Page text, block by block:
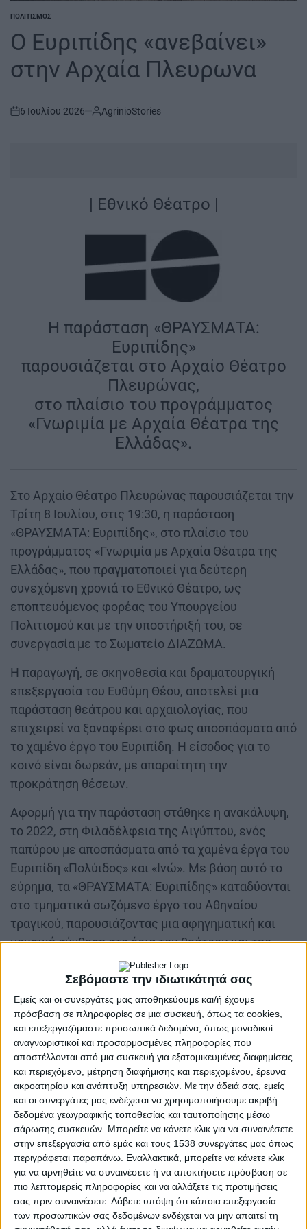
Σεβόμαστε την ιδιωτικότητά σας
Εμείς και οι συνεργάτες μας αποθηκεύουμε και/ή έχουμε
πρόσβαση σε πληροφορίες σε μια συσκευή, όπως τα cookies,
και επεξεργαζόμαστε προσωπικά δεδομένα, όπως μοναδικοί
αναγνωριστικοί και προσαρμοσμένες πληροφορίες που
αποστέλλονται από μια συσκευή για εξατομικευμένες διαφημίσεις
και περιεχόμενο, μέτρηση διαφήμισης και περιεχομένου, έρευνα
ακροατηρίου και ανάπτυξη υπηρεσιών. Με την άδειά σας, εμείς
και οι συνεργάτες μας ενδέχεται να χρησιμοποιήσουμε ακριβή
δεδομένα γεωγραφικής τοποθεσίας και ταυτοποίησης μέσω
σάρωσης συσκευών. Μπορείτε να κάνετε κλικ για να συναινέσετε
στην επεξεργασία από εμάς και τους 1538 συνεργάτες μας όπως
περιγράφεται παραπάνω. Εναλλακτικά, μπορείτε να κάνετε κλικ
για να αρνηθείτε να συναινέσετε ή να αποκτήσετε πρόσβαση σε
πιο λεπτομερείς πληροφορίες και να αλλάξετε τις προτιμήσεις
σας πριν συναινέσετε. Λάβετε υπόψη ότι κάποια επεξεργασία
των προσωπικών σας δεδομένων ενδέχεται να μην απαιτεί τη
POSTED
ΠΟΛΙΤΙΣΜΌΣ
Ο Ευριπίδης «ανεβαίνει»
στην Αρχαία Πλευρωνα
on
6 Ιουλίου 2026 AgrinioStories
| Εθνικό Θέατρο |
Η παράσταση «ΘΡΑΥΣΜΑΤΑ:
Ευριπίδης»
παρουσιάζεται στο Αρχαίο Θέατρο
Πλευρώνας,
στο πλαίσιο του προγράμματος
«Γνωριμία με Αρχαία Θέατρα της
Ελλάδας».
Στο Αρχαίο Θέατρο Πλευρώνας παρουσιάζεται την
Τρίτη 8 Ιουλίου, στις 19:30, η παράσταση
«ΘΡΑΥΣΜΑΤΑ: Ευριπίδης», στο πλαίσιο του
προγράμματος «Γνωριμία με Αρχαία Θέατρα της
Ελλάδας», που πραγματοποιεί για δεύτερη
συνεχόμενη χρονιά το Εθνικό Θέατρο, ως
εποπτευόμενος φορέας του Υπουργείου
Πολιτισμού και με την υποστήριξή του, σε
συνεργασία με το Σωματείο ΔΙΑΖΩΜΑ.
Η παραγωγή, σε σκηνοθεσία και δραματουργική
επεξεργασία του Ευθύμη Θέου, αποτελεί μια
παράσταση θεάτρου και αρχαιολογίας, που
επιχειρεί να ξαναφέρει στο φως αποσπάσματα από
το χαμένο έργο του Ευριπίδη. Η είσοδος για το
κοινό είναι δωρεάν, με απαραίτητη την
προκράτηση θέσεων.
Αφορμή για την παράσταση στάθηκε η ανακάλυψη,
το 2022, στη Φιλαδέλφεια της Αιγύπτου, ενός
παπύρου με αποσπάσματα από τα χαμένα έργα του
Ευριπίδη «Πολύιδος» και «Ινώ». Με βάση αυτό το
εύρημα, τα «ΘΡΑΥΣΜΑΤΑ: Ευριπίδης» καταδύονται
στο τμηματικά σωζόμενο έργο του Αθηναίου
τραγικού, παρουσιάζοντας μια αφηγηματική και
μουσική σύνθεση στα όρια του θεάτρου και της
Στην ορχήστρα του αρχαίου θεάτρου στήνεται μια
παράδοξη ανασκαφή. Αυτή τη φορά, τα ευρήματα
δεν είναι αγγεία ή αρχιτεκτονήματα, αλλά
θεατρικοί στίχοι, λόγια αρχαίων ηθοποιών,
σπασμένα σε μικρά κομμάτια. Πέντε ερμηνευτές
και ερμηνεύτριες, σαν αρχαιολόγοι πάνω στη
σκηνή, σκάβουν κάτω από το φυσικό φως,
ακολουθώντας τη σχεδόν τελετουργική διαδικασία
μιας ανασκαφής που εξελίσσεται κατά τη διάρκεια
μιας ημέρας.